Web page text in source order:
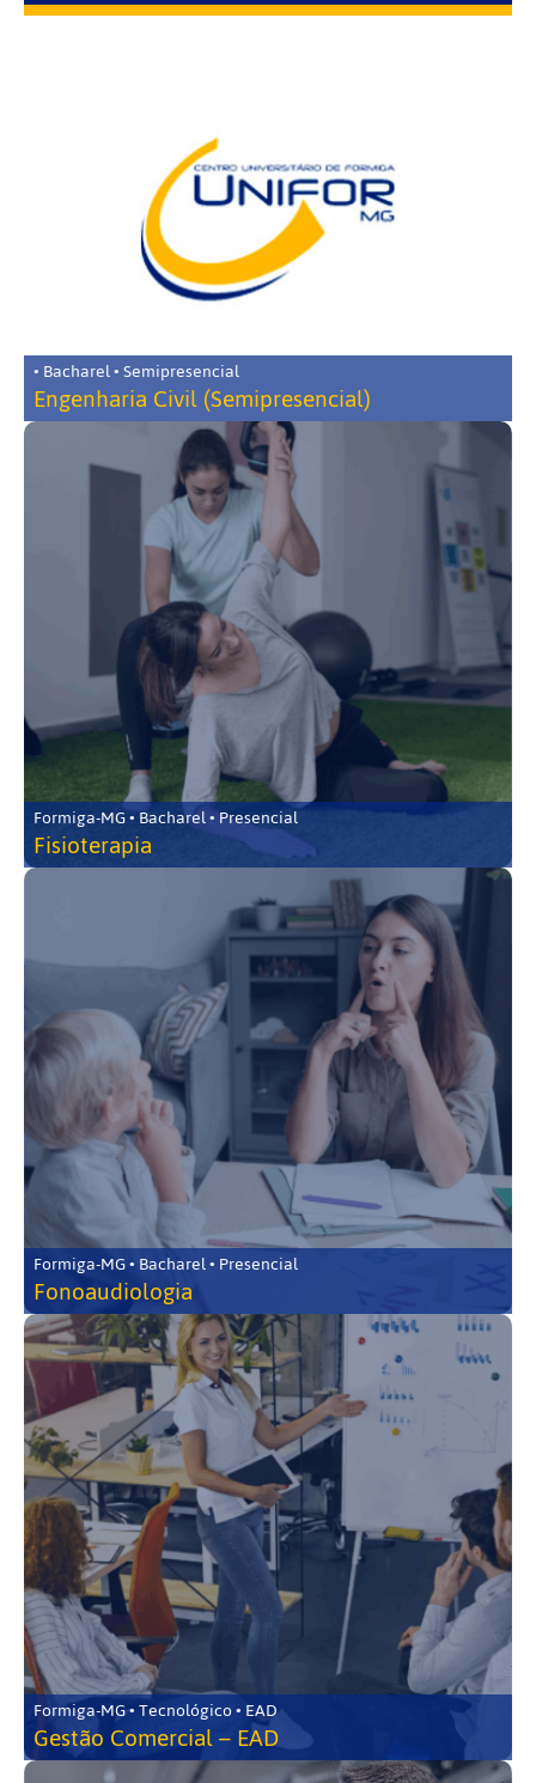
• Bacharel • Semipresencial
Engenharia Civil (Semipresencial)
Formiga-MG • Bacharel • Presencial
Fisioterapia
Formiga-MG • Bacharel • Presencial
Fonoaudiologia
Formiga-MG • Tecnológico • EAD
Gestão Comercial – EAD